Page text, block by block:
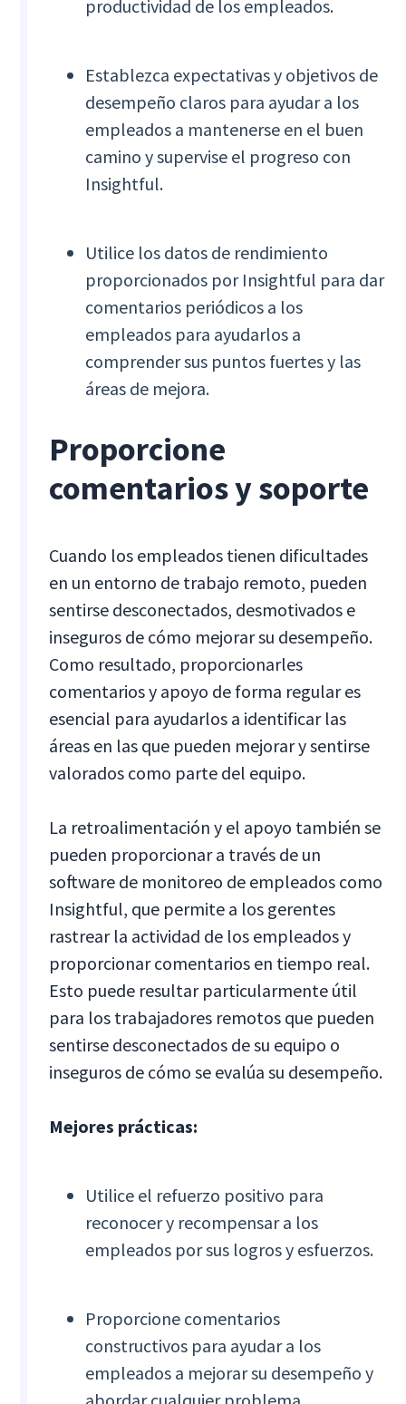
productividad de los empleados.
Establezca expectativas y objetivos de
desempeño claros para ayudar a los
empleados a mantenerse en el buen
camino y supervise el progreso con
Insightful.
Utilice los datos de rendimiento
proporcionados por Insightful para dar
comentarios periódicos a los
empleados para ayudarlos a
comprender sus puntos fuertes y las
áreas de mejora.
Proporcione
comentarios y soporte
Cuando los empleados tienen dificultades
en un entorno de trabajo remoto, pueden
sentirse desconectados, desmotivados e
inseguros de cómo mejorar su desempeño.
Como resultado, proporcionarles
comentarios y apoyo de forma regular es
esencial para ayudarlos a identificar las
áreas en las que pueden mejorar y sentirse
valorados como parte del equipo.
La retroalimentación y el apoyo también se
pueden proporcionar a través de un
software de monitoreo de empleados como
Insightful, que permite a los gerentes
rastrear la actividad de los empleados y
proporcionar comentarios en tiempo real.
Esto puede resultar particularmente útil
para los trabajadores remotos que pueden
sentirse desconectados de su equipo o
inseguros de cómo se evalúa su desempeño.
Mejores prácticas:
Utilice el refuerzo positivo para
reconocer y recompensar a los
empleados por sus logros y esfuerzos.
Proporcione comentarios
constructivos para ayudar a los
empleados a mejorar su desempeño y